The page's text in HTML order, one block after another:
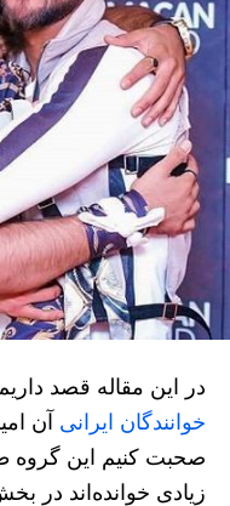
در این مقاله قصد
خوانندگان ایرانی آن
صحبت کنیم این گروه
زیادی خوانده‌اند در